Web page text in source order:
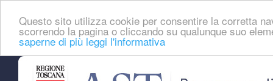
Questo sito utilizza cookie per consentire la corretta
scorrendo la pagina o cliccando su qualunque suo
saperne di più leggi l'informativa